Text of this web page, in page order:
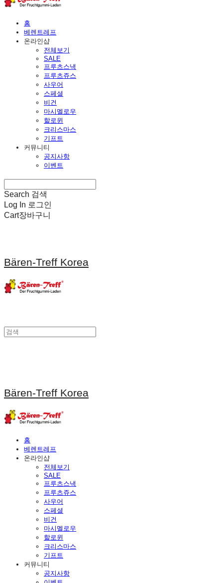
홈
베렌트레프
온라인샵
전체보기
SALE
프루츠스낵
프루츠쥬스
사우어
스페셜
비건
마시멜로우
할로윈
크리스마스
기프트
커뮤니티
공지사항
이벤트
Search 검색
Log In 로그인
Cart장바구니
Bären-Treff Korea
Bären-Treff Korea
홈
베렌트레프
온라인샵
전체보기
SALE
프루츠스낵
프루츠쥬스
사우어
스페셜
비건
마시멜로우
할로윈
크리스마스
기프트
커뮤니티
공지사항